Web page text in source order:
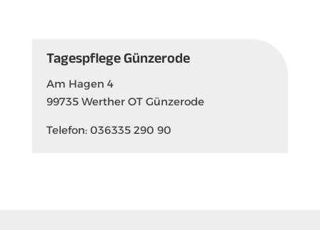
Tagespflege Günzerode
Am Hagen 4
99735 Werther OT Günzerode
Telefon: 036335 290 90